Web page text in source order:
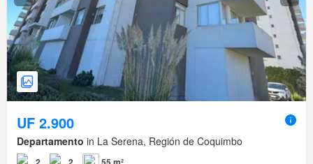
UF 2.900
Departamento in La Serena, Región de Coquimbo